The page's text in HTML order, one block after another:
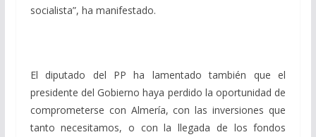
socialista”, ha manifestado.
El diputado del PP ha lamentado también que el
presidente del Gobierno haya perdido la oportunidad de
comprometerse con Almería, con las inversiones que
tanto necesitamos, o con la llegada de los fondos